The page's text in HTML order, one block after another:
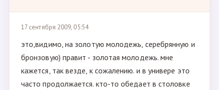
17 сентября 2009, 05:54
это,видимо, на золотую молодежь, серебрянную и
бронзовую) правит - золотая молодежь. мне
кажется, так везде, к сожалению. и в универе это
часто продолжается. кто-то обедает в столовке